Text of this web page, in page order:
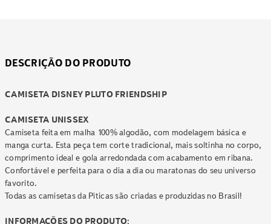
DESCRIÇÃO DO PRODUTO
CAMISETA DISNEY PLUTO FRIENDSHIP
CAMISETA UNISSEX
Camiseta feita em malha 100% algodão, com modelagem básica e
manga curta. Esta peça tem corte tradicional, mais soltinha no corpo,
comprimento ideal e gola arredondada com acabamento em ribana.
Confortável e perfeita para o dia a dia ou maratonas do seu universo
favorito.
Todas as camisetas da Piticas são criadas e produzidas no Brasil!
INFORMAÇÕES DO PRODUTO: